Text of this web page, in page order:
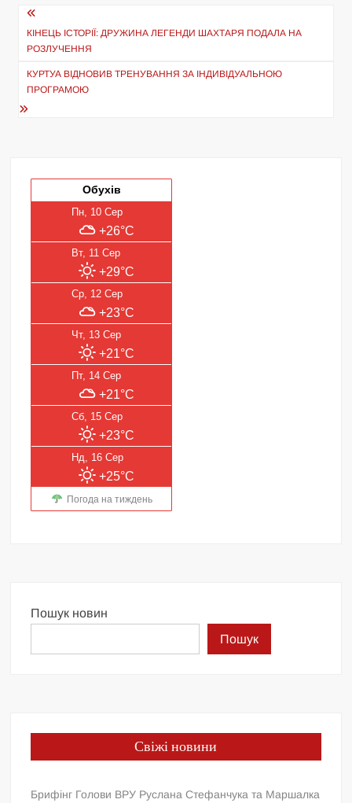
Навігація
записів
КІНЕЦЬ ІСТОРІЇ: ДРУЖИНА ЛЕГЕНДИ ШАХТАРЯ ПОДАЛА НА
РОЗЛУЧЕННЯ
КУРТУА ВІДНОВИВ ТРЕНУВАННЯ ЗА ІНДИВІДУАЛЬНОЮ
ПРОГРАМОЮ
Обухів
Пн, 10 Сер
+26°C
Вт, 11 Сер
+29°C
Ср, 12 Сер
+23°C
Чт, 13 Сер
+21°C
Пт, 14 Сер
+21°C
Сб, 15 Сер
+23°C
Нд, 16 Сер
+25°C
Погода на тиждень
Пошук новин
Пошук
Свіжі новини
Брифінг Голови ВРУ Руслана Стефанчука та Маршалка